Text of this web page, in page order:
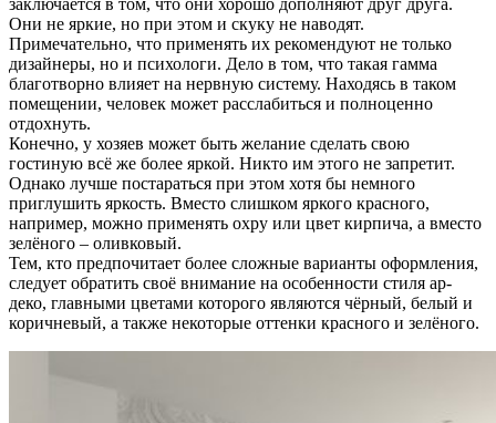
Они не яркие, но при этом и скуку не наводят.
Примечательно, что применять их рекомендуют не только
дизайнеры, но и психологи. Дело в том, что такая гамма
благотворно влияет на нервную систему. Находясь в таком
помещении, человек может расслабиться и полноценно
отдохнуть.
Конечно, у хозяев может быть желание сделать свою
гостиную всё же более яркой. Никто им этого не запретит.
Однако лучше постараться при этом хотя бы немного
приглушить яркость. Вместо слишком яркого красного,
например, можно применять охру или цвет кирпича, а вместо
зелёного – оливковый.
Тем, кто предпочитает более сложные варианты оформления,
следует обратить своё внимание на особенности стиля ар-
деко, главными цветами которого являются чёрный, белый и
коричневый, а также некоторые оттенки красного и зелёного.